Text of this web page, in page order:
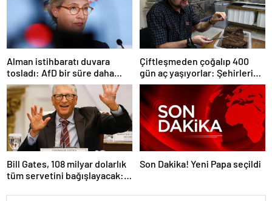
Alman istihbaratı duvara
tosladı: AfD bir süre daha
‘aşırı sağcı örgüt’ değil
Çiftleşmeden çoğalıp 400
gün aç yaşıyorlar: Şehirleri
ele geçiriyorlar
Bill Gates, 108 milyar dolarlık
tüm servetini bağışlayacak:
Son Dakika! Yeni Papa seçildi